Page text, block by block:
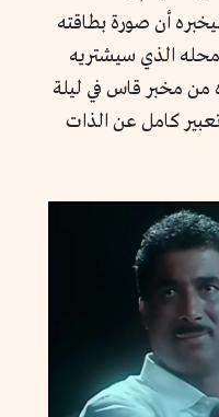
أن صورة بطاقته
الذي سيشتريه
من مخبر قاس في ليلة
كامل عن الذات